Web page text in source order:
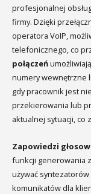
profesjonalnej
firmy. Dzięki
operatora VoIP,
telefonicznego, co
połączeń
numery wewnętrzne
gdy pracownik jest
przekierowania lub
aktualnej sytuacji, co
Zapowiedzi
funkcji generowania
używać
komunikatów dla